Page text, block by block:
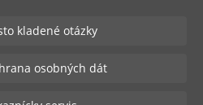
kladené otázky
osobných dát